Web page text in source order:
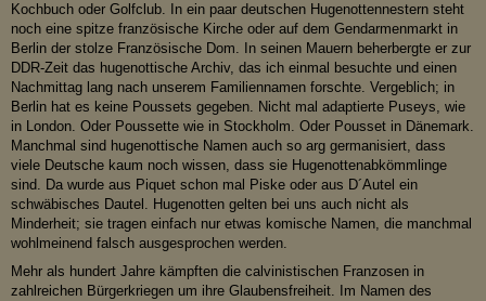
Kochbuch oder Golfclub. In ein paar deutschen Hugenottennestern steht
noch eine spitze französische Kirche oder auf dem Gendarmenmarkt in
Berlin der stolze Französische Dom. In seinen Mauern beherbergte er zur
DDR-Zeit das hugenottische Archiv, das ich einmal besuchte und einen
Nachmittag lang nach unserem Familiennamen forschte. Vergeblich; in
Berlin hat es keine Poussets gegeben. Nicht mal adaptierte Puseys, wie
in London. Oder Poussette wie in Stockholm. Oder Pousset in Dänemark.
Manchmal sind hugenottische Namen auch so arg germanisiert, dass
viele Deutsche kaum noch wissen, dass sie Hugenottenabkömmlinge
sind. Da wurde aus Piquet schon mal Piske oder aus D´Autel ein
schwäbisches Dautel. Hugenotten gelten bei uns auch nicht als
Minderheit; sie tragen einfach nur etwas komische Namen, die manchmal
wohlmeinend falsch ausgesprochen werden.
Mehr als hundert Jahre kämpften die calvinistischen Franzosen in
zahlreichen Bürgerkriegen um ihre Glaubensfreiheit. Im Namen des